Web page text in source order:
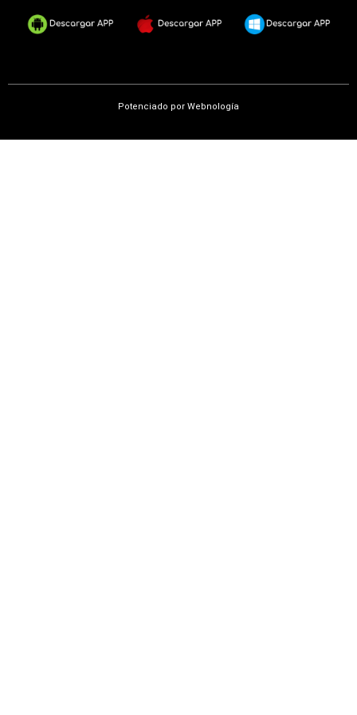
Potenciado por Webnología